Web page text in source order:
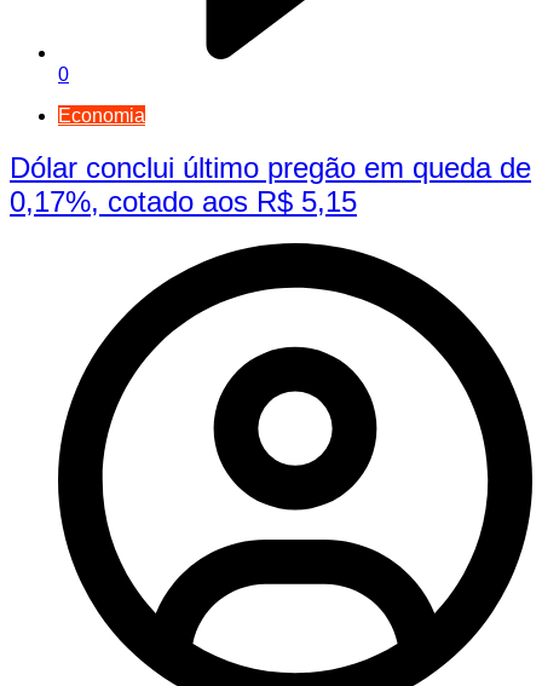
0
Economia
Dólar conclui último pregão em queda de
0,17%, cotado aos R$ 5,15